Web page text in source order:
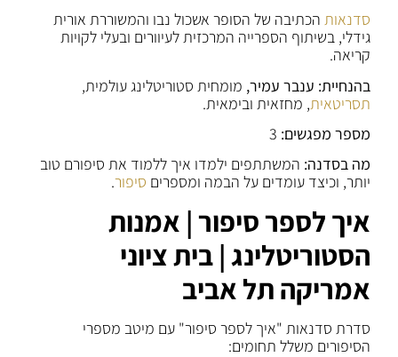
סדנאות הכתיבה של הסופר אשכול נבו והמשוררת אורית
גידלי, בשיתוף הספרייה המרכזית לעיוורים ובעלי לקויות
קריאה.
בהנחיית: ענבר עמיר, מומחית סטוריטלינג עולמית,
תסריטאית, מחזאית ובימאית.
מספר מפגשים: 3
מה בסדנה: המשתתפים ילמדו איך ללמוד את סיפורם טוב
יותר, וכיצד עומדים על הבמה ומספרים סיפור.
איך לספר סיפור | אמנות
הסטוריטלינג | בית ציוני
אמריקה תל אביב
סדרת סדנאות "איך לספר סיפור" עם מיטב מספרי
הסיפורים משלל תחומים: